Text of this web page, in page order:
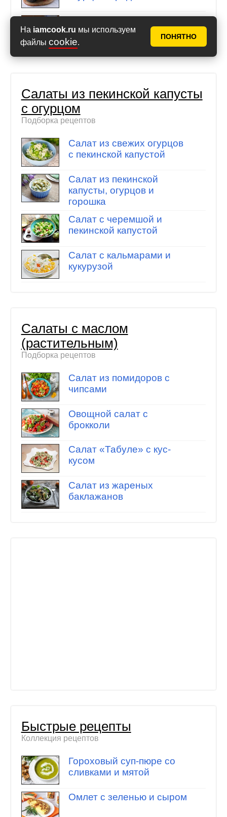
На iamcook.ru мы используем
файлы cookie.
ПОНЯТНО
Салаты из пекинской капусты
с огурцом
Подборка рецептов
Салат из свежих огурцов
с пекинской капустой
Салат из пекинской
капусты, огурцов и
горошка
Салат с черемшой и
пекинской капустой
Салат с кальмарами и
кукурузой
Салаты с маслом
(растительным)
Подборка рецептов
Салат из помидоров с
чипсами
Овощной салат с
брокколи
Салат «Табуле» с кус-
кусом
Салат из жареных
баклажанов
Быстрые рецепты
Коллекция рецептов
Гороховый суп-пюре со
сливками и мятой
Омлет с зеленью и сыром